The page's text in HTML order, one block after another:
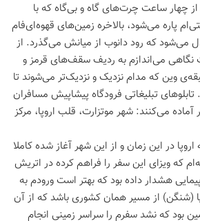
از چهار ساعت چرت‌های گاه و بی‌گاه که با
پاره می‌شود، بالاخره زمین‌های قهوه‌ای‌فام
می‌شود که رود دانوب از میانش می‌گذرد. از
نگاهی می‌اندازم به ردیف سقف‌های قرمز و
وین که مدام نزدیک و نزدیک‌تر می‌شوند تا
تبلیغاتی فرودگاه پیشاپیش مسافران
آماده می‌کنند: شهر موتزارت، قلب اروپا، مرکز
در این زمان و از این شهر آغاز شده کاملا
که ویزای این سفر را فراهم کرده در اتریش
هشدار داده بود که بهتر است ورودم به
(شنگن) از مسیر همان کشوری باشد که از آن
بود که نشد سفرم را سراسر زمینی انجام